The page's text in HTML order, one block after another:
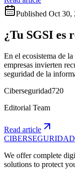
Published Oct 30,
¿Tu SGSI es
En el ecosistema de
empresas invierten
seguridad de la
Ciberseguridad720
Editorial Team
Read article
CIBERSEGURIDAD
We offer complete
solutions to protect